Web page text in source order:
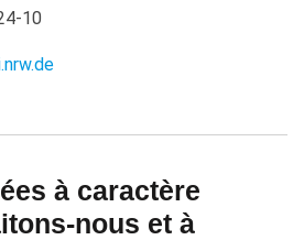
10
à caractère
nous et à